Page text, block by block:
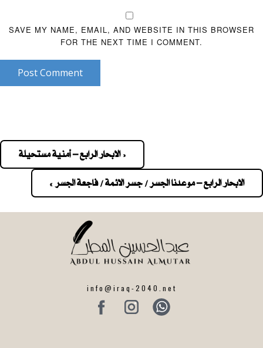
SAVE MY NAME, EMAIL, AND WEBSITE IN THIS BROWSER
FOR THE NEXT TIME I COMMENT.
Post Comment
navigation
« الابحار الرابع – أمنية مستحيلة
الابحار الرابع – موعدنا الجسر / جسر الائمة / فاجعة الجسر »
info@iraq-2040.net